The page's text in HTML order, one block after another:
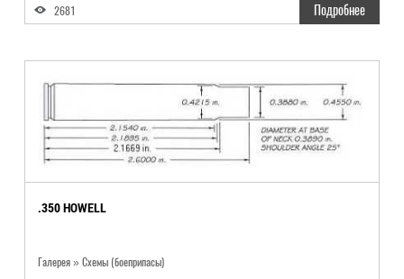
2681 Подробнее
.350 HOWELL
Галерея » Схемы (боеприпасы)